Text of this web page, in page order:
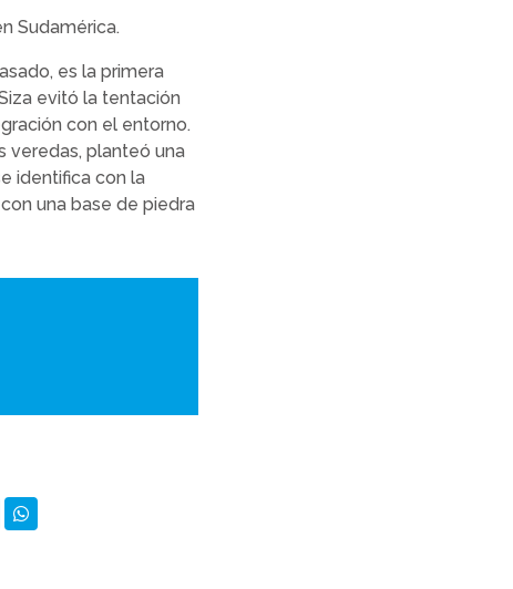
Sudamérica.
es la primera
evitó la tentación
con el entorno.
veredas, planteó una
identifica con la
una base de piedra